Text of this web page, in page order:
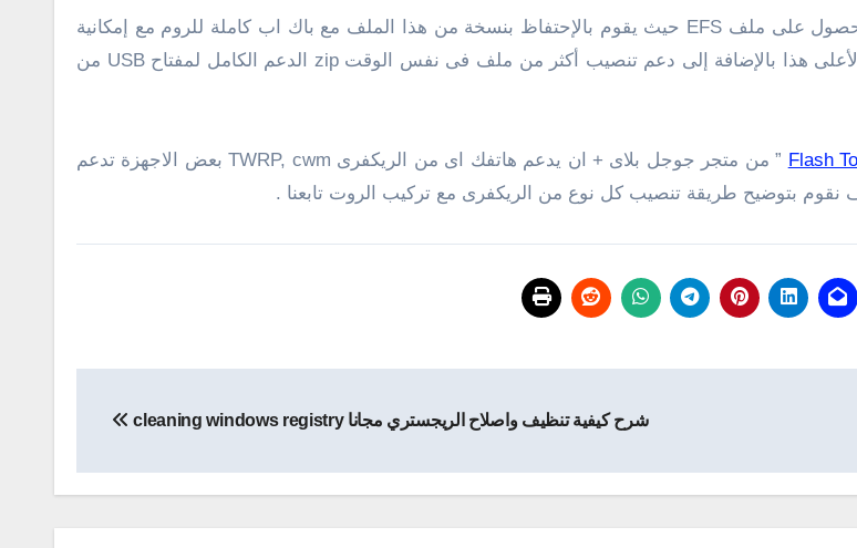
هو افضل انواع الريكفرى بلا شك يتصدر القائمة يعتمد عليه الكثير فى الحصول على ملف EFS حيث يقوم بالإحتفاظ بنسخة من هذا الملف مع باك اب كاملة للروم مع إمكانية
استخدام تاتش الشاشة, لوحة المفاتيح , معرفة نسبة البطارية والوقت بالأعلى هذا بالإضافة إلى دعم تنصيب أكثر من ملف فى نفس الوقت zip الدعم الكامل لمفتاح USB من
Flash
” من متجر جوجل بلاى + ان يدعم هاتفك اى من الريكفرى TWRP, cwm بعض الاجهزة تدعم
بتوضيح طريقة تنصيب كل نوع من الريكفرى مع تركيب الروت تابعنا .
شرح كيفية تنظيف واصلاح الريجستري مجانا cleaning windows registry